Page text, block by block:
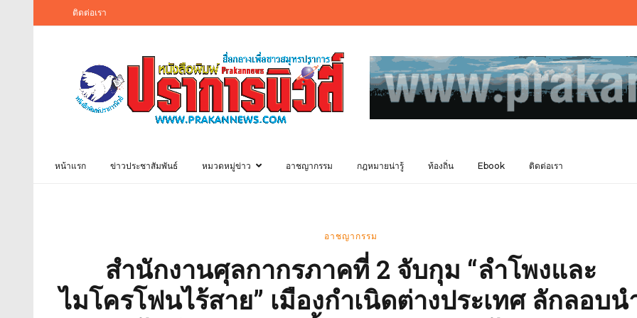
ติดต่อเรา
หน้าแรก ข่าวประชาสัมพันธ์ หมวดหมู่ข่าว อาชญากรรม กฎหมายน่ารู้ ท้องถิ่น Ebook ติดต่อเรา
อาชญากรรม
สำนักงานศุลกากรภาคที่ 2 จับกุม “ลำโพงและ
ไมโครโฟนไร้สาย” เมืองกำเนิดต่างประเทศ ลักลอบน